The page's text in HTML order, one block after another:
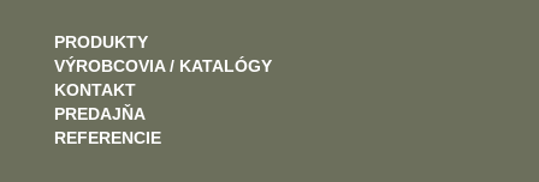
PRODUKTY
VÝROBCOVIA / KATALÓGY
KONTAKT
PREDAJŇA
REFERENCIE